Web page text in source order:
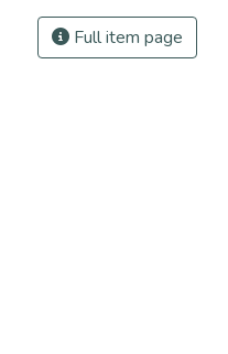
Full item page